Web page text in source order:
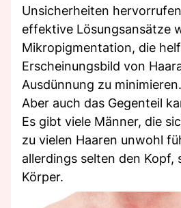
Unsicherheiten
effektive Lösungsansätze
Mikropigmentation, die
Erscheinungsbild von
Ausdünnung zu minimieren.
Aber auch das Gegenteil
Es gibt viele Männer, die
zu vielen Haaren unwohl
allerdings selten den Kopf,
Körper.